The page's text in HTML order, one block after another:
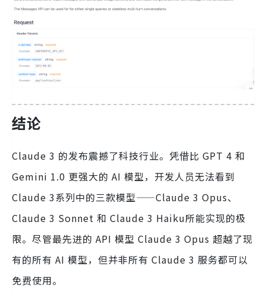
结论
Claude 3 的发布震撼了科技行业。凭借比 GPT 4 和
Gemini 1.0 更强大的 AI 模型，开发人员无法看到
Claude 3系列中的三款模型——Claude 3 Opus、
Claude 3 Sonnet 和 Claude 3 Haiku所能实现的极
限。尽管最先进的 API 模型 Claude 3 Opus 超越了现
有的所有 AI 模型，但并非所有 Claude 3 服务都可以
免费使用。